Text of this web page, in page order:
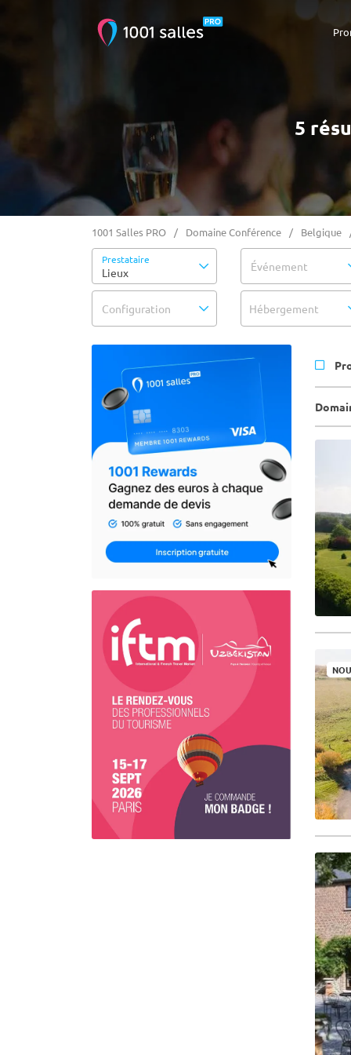
5
1001 Salles PRO Domaine Conférence Belgique
Prestataire
Lieux Événement
Configuration Hébergement